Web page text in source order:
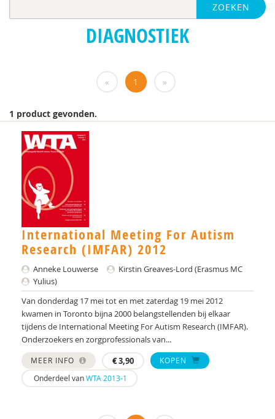
Dr. A.A. Spek
Helena Andrea
Dr. Anke Scheeren
drs. Anne In ’t Velt - Simon Thomas
Dr. Anoek M. Oerlemans
Alvin van Asselt
dr. Audrey Mol
Tineke Backer van Ommeren
Tineke Backer van Ommeren-van der Meer
Jacqueline Bailly
Simon Baron-Cohen
AMC/de Bascule
Jojanneke Bastiaansen
Manon Begeer
ZOEKEN
DIAGNOSTIEK
« 1 »
1 product gevonden.
International Meeting For Autism
Research (IMFAR) 2012
Anneke Louwerse
Kirstin Greaves-Lord (Erasmus MC
Yulius)
Van donderdag 17 mei tot en met zaterdag 19 mei 2012
kwamen in Toronto bijna 2000 belangstellenden bij elkaar
tijdens de International Meeting For Autism Research (IMFAR).
Onderzoekers en zorgprofessionals van...
MEER INFO €3,90
KOPEN
Onderdeel vanWTA 2013-1